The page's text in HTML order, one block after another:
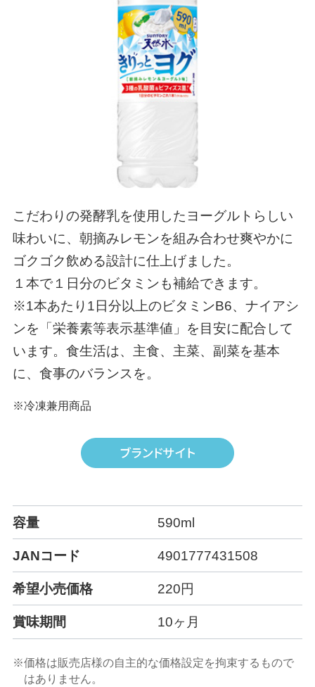
こだわりの発酵乳を使用したヨーグルトらしい
味わいに、朝摘みレモンを組み合わせ爽やかに
ゴクゴク飲める設計に仕上げました。
１本で１日分のビタミンも補給できます。
※1本あたり1日分以上のビタミンB6、ナイアシ
ンを「栄養素等表示基準値」を目安に配合して
います。食生活は、主食、主菜、副菜を基本
に、食事のバランスを。
※冷凍兼用商品
容量 590ml
JANコード 4901777431508
希望小売価格 220円
賞味期間 10ヶ月
※価格は販売店様の自主的な価格設定を拘束するもので
はありません。